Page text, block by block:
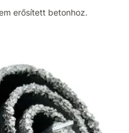
erősített betonhoz.